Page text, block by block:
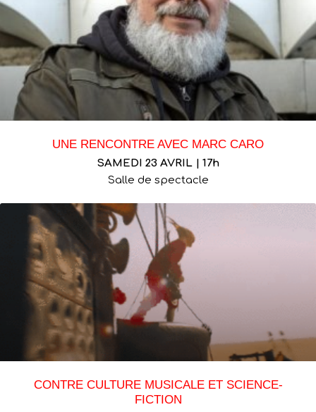
UNE RENCONTRE AVEC MARC CARO
SAMEDI 23 AVRIL | 17h
Salle de spectacle
CONTRE CULTURE MUSICALE ET SCIENCE-
FICTION